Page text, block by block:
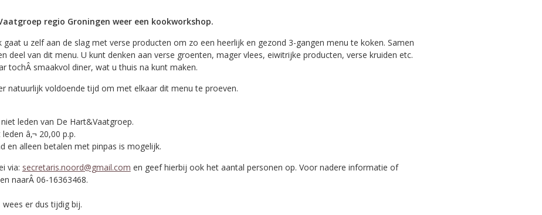
regio Groningen weer een kookworkshop.
gaat u zelf aan de slag met verse producten om zo een heerlijk en gezond 3-gangen menu te koken. Samen
deel van dit menu. U kunt denken aan verse groenten, mager vlees, eiwitrijke producten, verse kruiden etc.
tochÂ smaakvol diner, wat u thuis na kunt maken.
natuurlijk voldoende tijd om met elkaar dit menu te proeven.
leden van De Hart&Vaatgroep.
â‚¬ 20,00 p.p.
en alleen betalen met pinpas is mogelijk.
via: secretaris.noord@gmail.com en geef hierbij ook het aantal personen op. Voor nadere informatie of
naarÂ 06-16363468.
er dus tijdig bij.